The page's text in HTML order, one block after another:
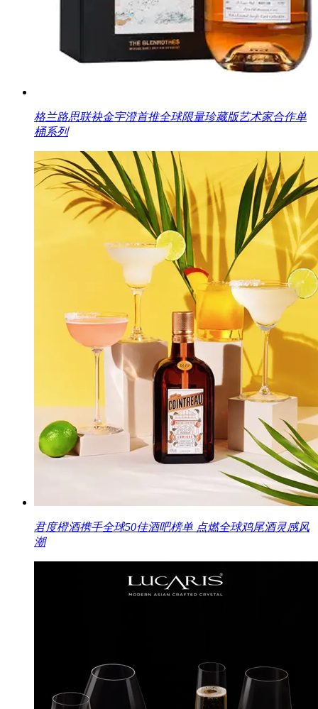
格兰路思联袂金宇澄首推全球限量珍藏版艺术家合作单
桶系列
君度橙酒携手全球50佳酒吧榜单 点燃全球鸡尾酒灵感风
潮